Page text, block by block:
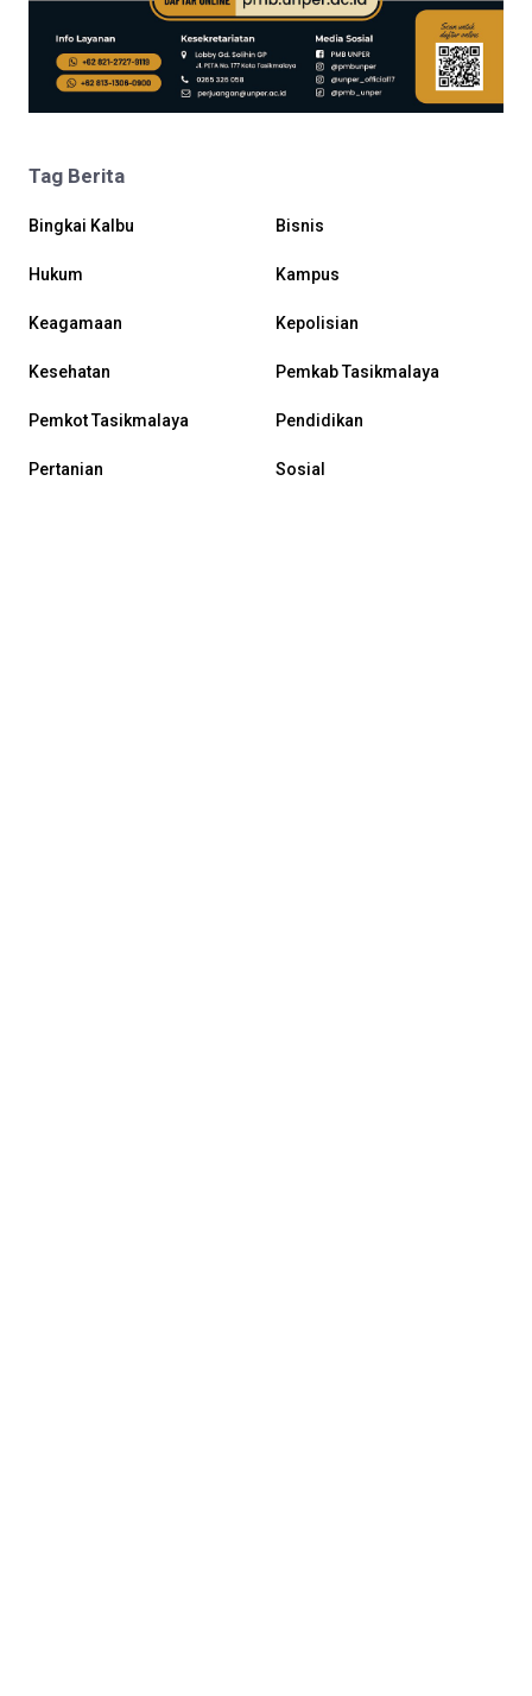
Tag Berita
Bingkai Kalbu Bisnis
Hukum Kampus
Keagamaan Kepolisian
Kesehatan Pemkab Tasikmalaya
Pemkot Tasikmalaya Pendidikan
Pertanian Sosial